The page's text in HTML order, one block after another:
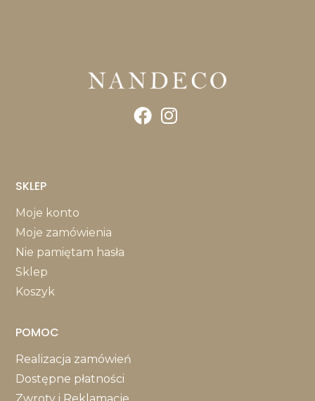
SKLEP
Moje konto
Moje zamówienia
Nie pamiętam hasła
Sklep
Koszyk
POMOC
Realizacja zamówień
Dostępne płatności